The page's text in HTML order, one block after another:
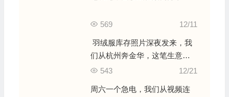
12/11
569
羽绒服库存照片深夜发来，我
们从杭州奔金华，这笔生意靠
的不只是冲动
12/21
543
周六一个急电，我们从视频连